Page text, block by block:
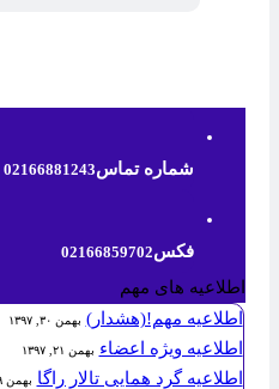
شماره تماس02166881243
فکس02166859702
اطلاعیه های مهم
اطلاعیه مهم!(هشدار) بهمن ۳۰, ۱۳۹۷
اطلاعیه ویژه اعضاء بهمن ۲۱, ۱۳۹۷
اطلاعیه گرد همایی تالار راگا بهمن ۱۹, ۱۳۹۷